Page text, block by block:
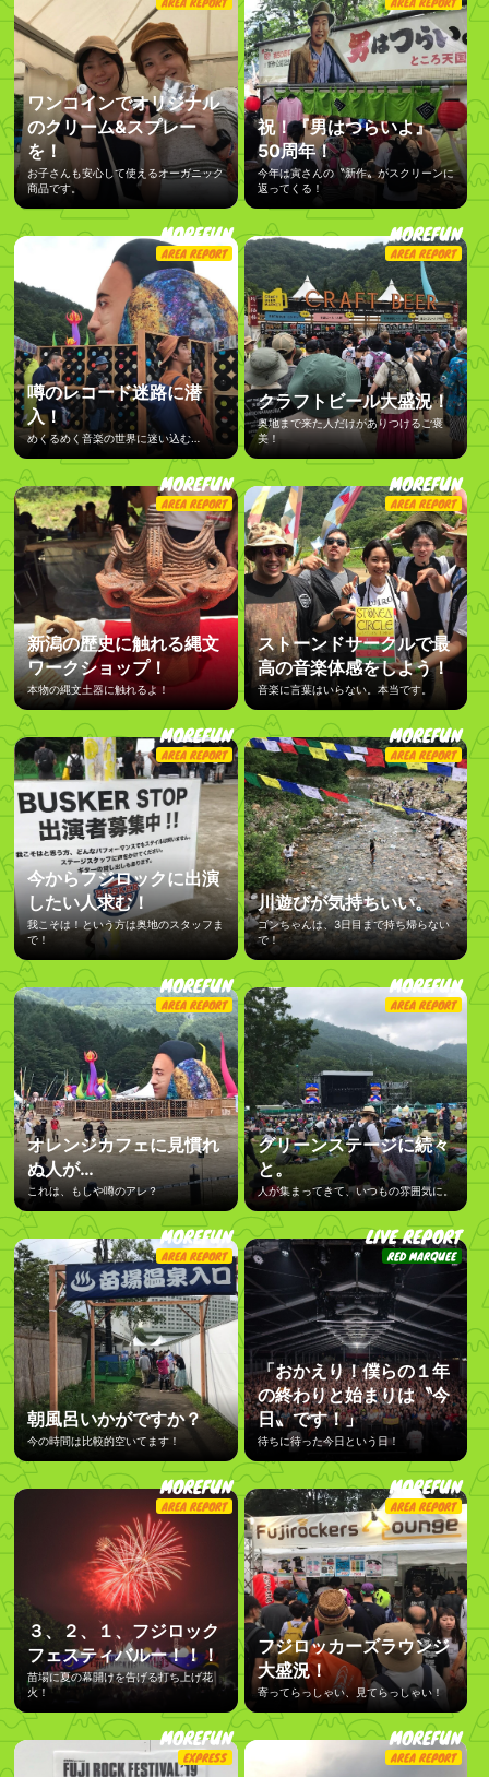
ワンコインでオリジナル
のクリーム&スプレー
を！
お子さんも安心して使えるオーガニック
商品です。
祝！『男はつらいよ』
50周年！
今年は寅さんの〝新作〟がスクリーンに
返ってくる！
MOREFUN
AREA REPORT
噂のレコード迷路に潜
入！
めくるめく音楽の世界に迷い込む…
MOREFUN
AREA REPORT
クラフトビール大盛況！
奥地まで来た人だけがありつけるご褒
美！
MOREFUN
AREA REPORT
新潟の歴史に触れる縄文
ワークショップ！
本物の縄文土器に触れるよ！
MOREFUN
AREA REPORT
ストーンドサークルで最
高の音楽体感をしよう！
音楽に言葉はいらない。本当です。
MOREFUN
AREA REPORT
今からフジロックに出演
したい人求む！
我こそは！という方は奥地のスタッフま
で！
MOREFUN
AREA REPORT
川遊びが気持ちいい。
ゴンちゃんは、3日目まで持ち帰らない
で！
MOREFUN
AREA REPORT
オレンジカフェに見慣れ
ぬ人が…
これは、もしや噂のアレ？
MOREFUN
AREA REPORT
グリーンステージに続々
と。
人が集まってきて、いつもの雰囲気に。
MOREFUN
AREA REPORT
朝風呂いかがですか？
今の時間は比較的空いてます！
LIVE REPORT
RED MARQUEE
「おかえり！僕らの１年
の終わりと始まりは〝今
日〟です！」
待ちに待った今日という日！
MOREFUN
AREA REPORT
３、２、１、フジロック
フェスティバルー！！！
苗場に夏の幕開けを告げる打ち上げ花
火！
MOREFUN
AREA REPORT
フジロッカーズラウンジ
大盛況！
寄ってらっしゃい、見てらっしゃい！
MOREFUN
EXPRESS
MOREFUN
AREA REPORT